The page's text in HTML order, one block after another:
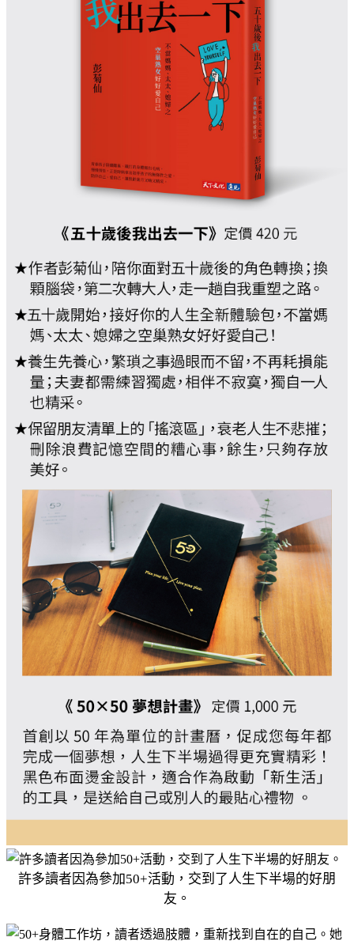
許多讀者因為參加50+活動，交到了人生下半場的好朋
友。